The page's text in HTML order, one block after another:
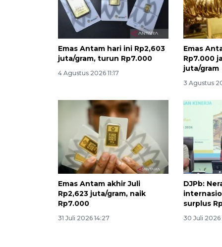
Emas Antam hari ini Rp2,603
juta/gram, turun Rp7.000
4 Agustus 2026 11:17
Emas
Rp7.000
juta/gram
3 Agustus
Emas Antam akhir Juli
Rp2,623 juta/gram, naik
Rp7.000
31 Juli 2026 14:27
DJPb:
surplus
30 Juli 2026